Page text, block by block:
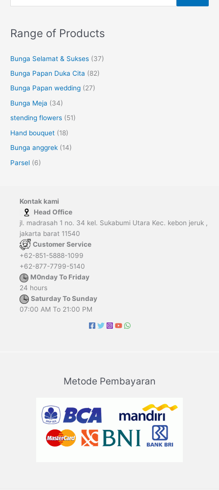
Range of Products
Bunga Selamat & Sukses (37)
Bunga Papan Duka Cita (82)
Bunga Papan wedding (27)
Bunga Meja (34)
stending flowers (51)
Hand bouquet (18)
Bunga anggrek (14)
Parsel (6)
Kontak kami
Head Office
jl. madrasah 1 no. 34 kel. Sukabumi Utara Kec. kebon jeruk ,
jakarta barat 11540
Customer Service
+62-851-5888-1099
+62-877-7799-5140
M0nday To Friday
24 hours
Saturday To Sunday
07:00 AM To 21:00 PM
Metode Pembayaran